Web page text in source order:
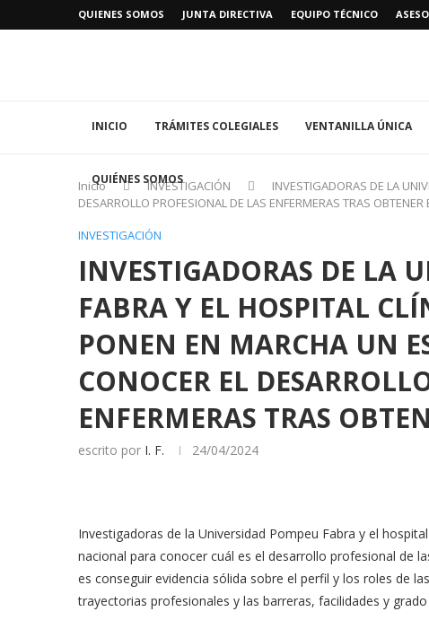
QUIENES SOMOS JUNTA DIRECTIVA EQUIPO TÉCNICO
INICIO TRÁMITES COLEGIALES VENTANILLA ÚNICA
QUIÉNES SOMOS
Inicio INVESTIGACIÓN
INVESTIGADORAS DE LA
DESARROLLO PROFESIONAL DE LAS ENFERMERAS TRAS
INVESTIGACIÓN
INVESTIGADORAS DE LA
FABRA Y EL HOSPITAL
PONEN EN MARCHA UN
CONOCER EL
ENFERMERAS TRAS
escrito por I. F. 24/04/2024
Investigadoras de la Universidad Pompeu Fabra y el
nacional para conocer cuál es el desarrollo profesional de
es conseguir evidencia sólida sobre el perfil y los roles de
trayectorias profesionales y las barreras, facilidades y